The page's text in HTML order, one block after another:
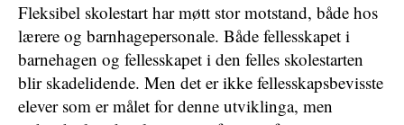
Fleksibel skolestart har møtt stor motstand, både hos
lærere og barnhagepersonale. Både fellesskapet i
barnehagen og fellesskapet i den felles skolestarten
blir skadelidende. Men det er ikke fellesskapsbevisste
elever som er målet for denne utviklinga, men